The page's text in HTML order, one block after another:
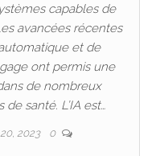
capables de
avancées récentes
et de
ont permis une
de nombreux
santé. L’IA est…
2023 0